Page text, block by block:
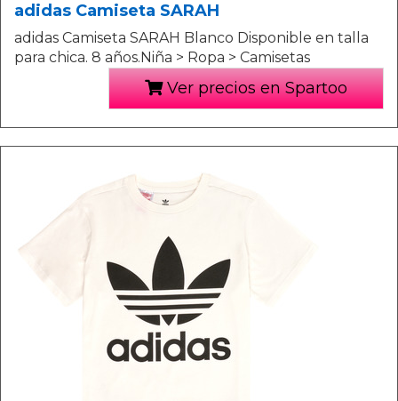
adidas Camiseta SARAH
adidas Camiseta SARAH Blanco Disponible en talla
para chica. 8 años.Niña > Ropa > Camisetas
Ver precios en Spartoo